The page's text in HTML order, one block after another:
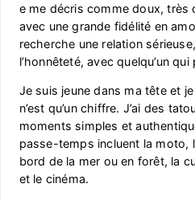
e me décris comme doux, très
avec une grande fidélité en
recherche une relation
l’honnêteté, avec quelqu’un
Je suis jeune dans ma tête et
n’est qu’un chiffre. J’ai des
moments simples et
passe-temps incluent la moto,
bord de la mer ou en forêt, la
et le cinéma.